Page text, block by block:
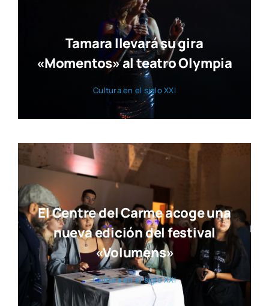
Tamara llevará su gira
«Momentos» al teatro Olympia
Cul­tu­ra en el siglo XXI
El Centre del Carme acoge una
nueva edición del festival
«Volumens»
Cul­tu­ra en el siglo XXI